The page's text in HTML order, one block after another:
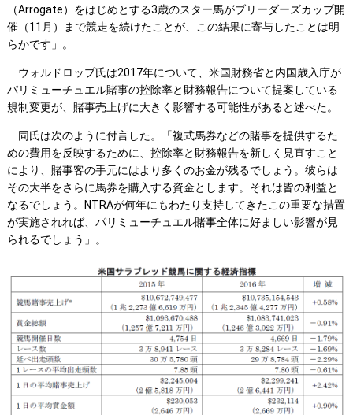
（Arrogate）をはじめとする3歳のスター馬がブリーダーズカップ開
催（11月）まで競走を続けたことが、この結果に寄与したことは明
らかです」。
ウォルドロップ氏は2017年について、米国財務省と内国歳入庁が
パリミューチュエル賭事の控除率と財務報告について提案している
規制変更が、賭事売上げに大きく影響する可能性があると述べた。
同氏は次のように付言した。「複式馬券などの賭事を提供するた
めの費用を反映するために、控除率と財務報告を新しく見直すこと
により、賭事客の手元にはより多くのお金が残るでしょう。彼らは
その大半をさらに馬券を購入する資金とします。それは皆の利益と
なるでしょう。NTRAが何年にもわたり支持してきたこの重要な措置
が実施されれば、パリミューチュエル賭事全体に好ましい影響が見
られるでしょう」。